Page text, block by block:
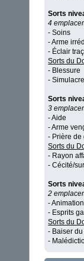
Sorts
4
- Soins
- Arme
- Éclair
Sorts du
- Blessure
-
Sorts
3
- Aide
- Arme
- Prière de
Sorts du
- Rayon
- Cécité/
Sorts
2
-
- Esprits
Sorts du
- Baiser
-